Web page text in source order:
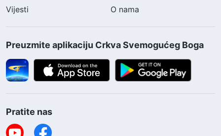
Vijesti
O nama
Preuzmite aplikaciju Crkva Svemogućeg Boga
Pratite nas